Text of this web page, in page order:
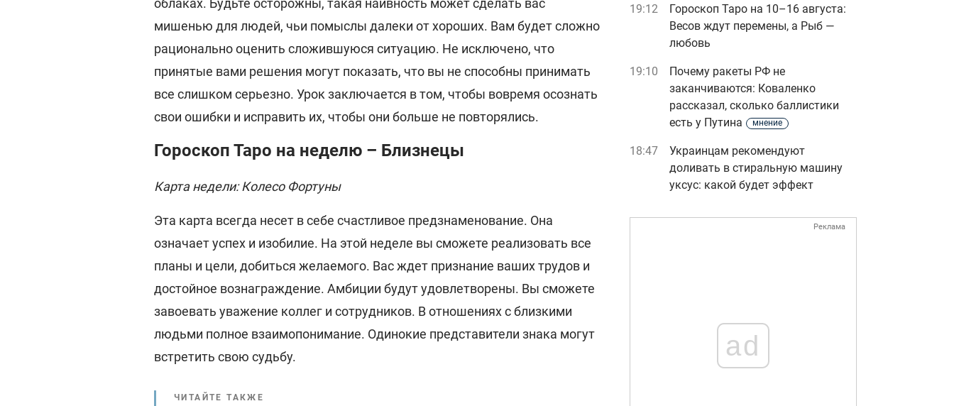
облаках. Будьте осторожны, такая наивность может сделать вас
мишенью для людей, чьи помыслы далеки от хороших. Вам будет сложно
рационально оценить сложившуюся ситуацию. Не исключено, что
принятые вами решения могут показать, что вы не способны принимать
все слишком серьезно. Урок заключается в том, чтобы вовремя осознать
свои ошибки и исправить их, чтобы они больше не повторялись.
Гороскоп Таро на неделю – Близнецы
Карта недели: Колесо Фортуны
Эта карта всегда несет в себе счастливое предзнаменование. Она
означает успех и изобилие. На этой неделе вы сможете реализовать все
планы и цели, добиться желаемого. Вас ждет признание ваших трудов и
достойное вознаграждение. Амбиции будут удовлетворены. Вы сможете
завоевать уважение коллег и сотрудников. В отношениях с близкими
людьми полное взаимопонимание. Одинокие представители знака могут
встретить свою судьбу.
ЧИТАЙТЕ ТАКЖЕ
19:12
Гороскоп Таро на 10–16 августа:
Весов ждут перемены, а Рыб —
любовь
19:10
Почему ракеты РФ не
заканчиваются: Коваленко
рассказал, сколько баллистики
есть у Путина
мнение
18:47
Украинцам рекомендуют
доливать в стиральную машину
уксус: какой будет эффект
Реклама
ad